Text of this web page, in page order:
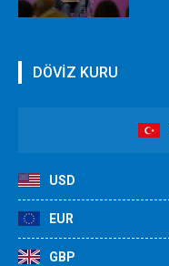
DÖVİZ KURU
USD
EUR
GBP